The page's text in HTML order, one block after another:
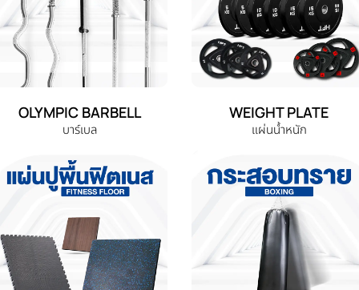
OLYMPIC BARBELL
บาร์เบล
WEIGHT PLATE
แผ่นน้ำหนัก